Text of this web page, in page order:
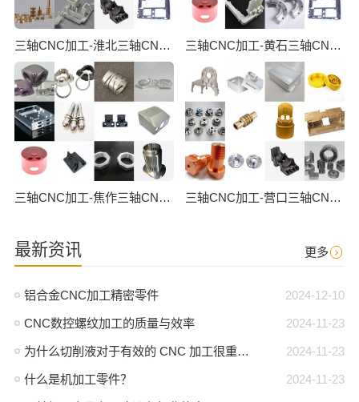
三轴CNC加工-淮北三轴CNC数控加工 三轴CNC加工-黄石三轴CNC数控加工
三轴CNC加工-焦作三轴CNC数控加工 三轴CNC加工-营口三轴CNC数控加工
最新资讯 更多
2024-12-10
铝合金CNC加工精密零件
2024-11-23
CNC数控螺纹加工的质量与效率
2024-11-23
为什么切削液对于有效的 CNC 加工很重要？
2024-11-23
什么是机加工零件？